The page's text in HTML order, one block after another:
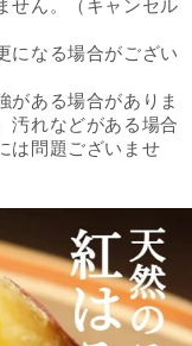
せん。（キャンセル
になる場合がござい
がある場合がありま
汚れなどがある場合
は問題ございませ